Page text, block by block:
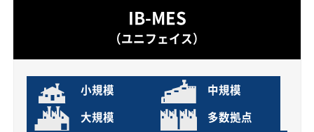
IB-MES
（ユニフェイス）
小規模
中規模
大規模
多数拠点